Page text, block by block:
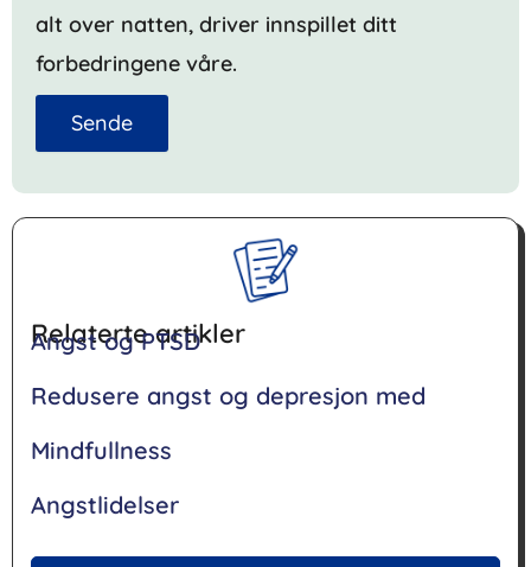
alt over natten, driver innspillet ditt
forbedringene våre.
Sende
Relaterte artikler
Angst og PTSD
Redusere angst og depresjon med
Mindfullness
Angstlidelser